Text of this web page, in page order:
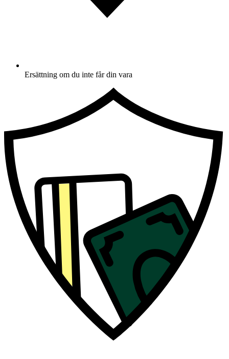
Ersättning om du inte får din vara